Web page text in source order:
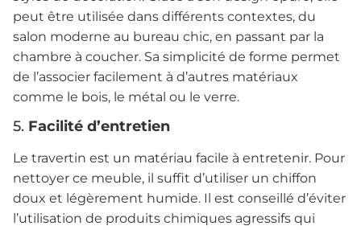
peut être utilisée dans différents contextes, du
salon moderne au bureau chic, en passant par la
chambre à coucher. Sa simplicité de forme permet
de l’associer facilement à d’autres matériaux
comme le bois, le métal ou le verre.
5. Facilité d’entretien
Le travertin est un matériau facile à entretenir. Pour
nettoyer ce meuble, il suffit d’utiliser un chiffon
doux et légèrement humide. Il est conseillé d’éviter
l’utilisation de produits chimiques agressifs qui